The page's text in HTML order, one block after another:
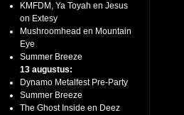
KMFDM, Ya Toyah en Jesus
on Extesy
Mushroomhead en Mountain
Eye
Summer Breeze
13 augustus:
Dynamo Metalfest Pre-Party
Summer Breeze
The Ghost Inside en Deez